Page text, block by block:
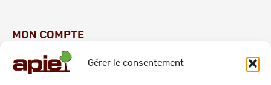
Gérer le consentement
MON COMPTE
Commandes